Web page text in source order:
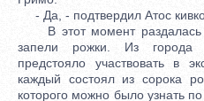
- Да, - подтвердил Атос
В этот момент раздалась
запели рожки. Из города
предстояло участвовать в
каждый состоял из сорока
которого можно было узнать